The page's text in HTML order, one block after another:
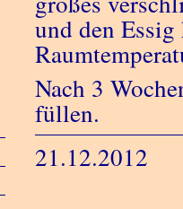
und den
Nach 3
füllen.
21.12.2012